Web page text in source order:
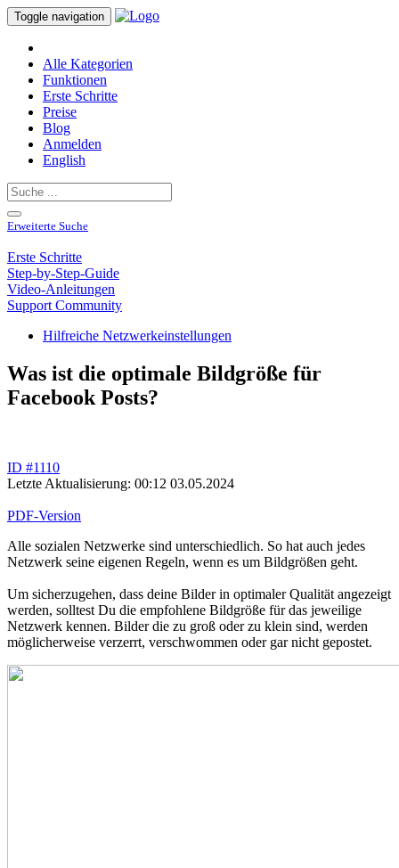
Toggle navigation
Alle Kategorien
Funktionen
Erste Schritte
Preise
Blog
Anmelden
English
Erweiterte Suche
Erste Schritte
Step-by-Step-Guide
Video-Anleitungen
Support Community
Hilfreiche Netzwerkeinstellungen
Was ist die optimale Bildgröße für
Facebook Posts?
ID #1110
Letzte Aktualisierung: 00:12 03.05.2024
PDF-Version
Alle sozialen Netzwerke sind unterschiedlich. So hat auch jedes
Netzwerk seine eigenen Regeln, wenn es um Bildgrößen geht.
Um sicherzugehen, dass deine Bilder in optimaler Qualität angezeigt
werden, solltest Du die empfohlene Bildgröße für das jeweilige
Netzwerk kennen. Bilder die zu groß oder zu klein sind, werden
möglicherweise verzerrt, verschwommen oder gar nicht gepostet.